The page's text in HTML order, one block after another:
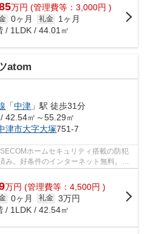
万円 (管理費等：3,000円 )
0ヶ月 礼金
1ヶ月
/ 1LDK / 44.01㎡
atom
「中津 」駅 徒歩31分
42.54㎡～55.29㎡
津市大字大塚751-7
ホームセキュリティ搭載の防犯
み。好条件のインターネット無料。宅
万円 (管理費等：4,500円 )
0ヶ月 礼金 3万円
/ 1LDK / 42.54㎡